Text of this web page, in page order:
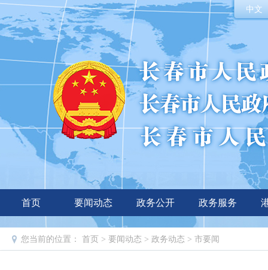
中文
首页 要闻动态 政务公开 政务服务
您当前的位置： 首页 > 要闻动态 > 政务动态 > 市要闻